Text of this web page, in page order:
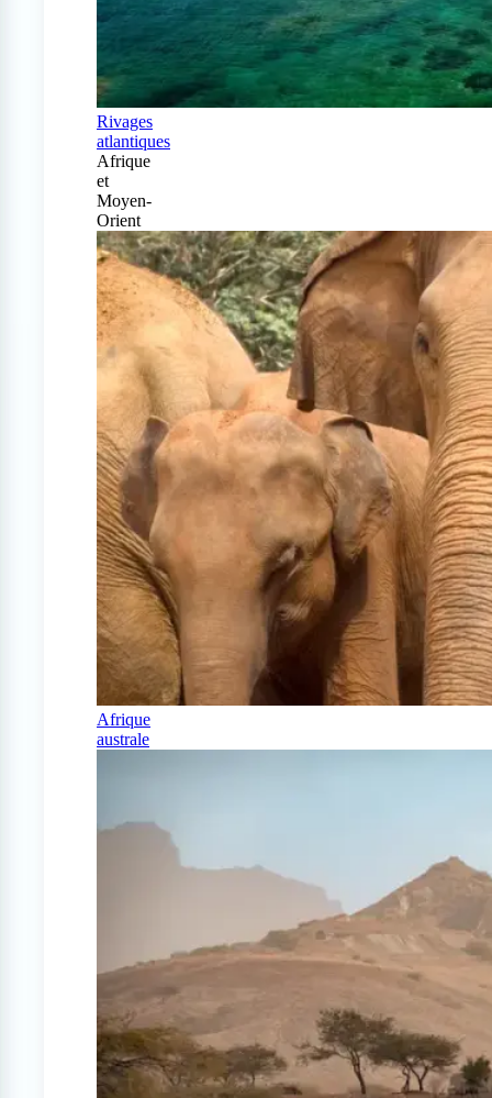
Rivages
atlantiques
Afrique
et
Moyen-
Orient
Afrique
australe